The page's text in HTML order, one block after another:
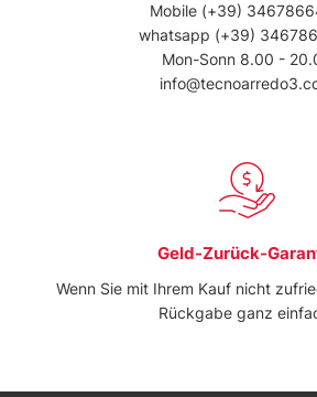
Mobile (+39)
whatsapp (+39)
Mon-Sonn 8.00 -
Geld-Zurück-
Wenn Sie mit Ihrem Kauf nicht
Rückgabe ganz